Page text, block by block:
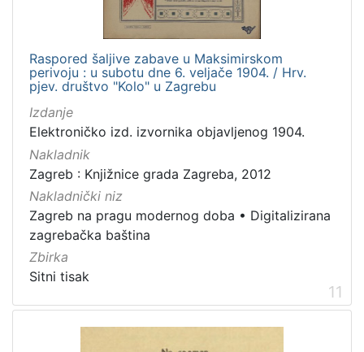
Raspored šaljive zabave u Maksimirskom
perivoju : u subotu dne 6. veljače 1904. / Hrv.
pjev. društvo "Kolo" u Zagrebu
Izdanje
Elektroničko izd. izvornika objavljenog 1904.
Nakladnik
Zagreb : Knjižnice grada Zagreba, 2012
Nakladnički niz
Zagreb na pragu modernog doba • Digitalizirana
zagrebačka baština
Zbirka
Sitni tisak
11